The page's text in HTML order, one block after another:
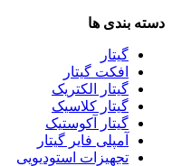
دسته بندی ها
گیتار
افکت گیتار
گیتار الکتریک
گیتار کلاسیک
گیتار آکوستیک
آمپلی فایر گیتار
تجهیزات استودیویی